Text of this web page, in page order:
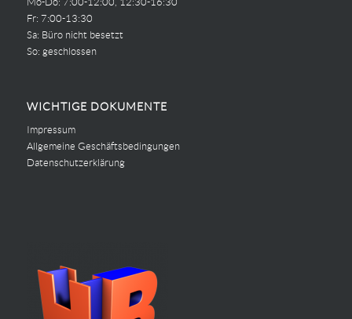
Fr: 7:00-13:30
Sa: Büro nicht besetzt
So: geschlossen
WICHTIGE DOKUMENTE
Impressum
Allgemeine Geschäftsbedingungen
Datenschutzerklärung